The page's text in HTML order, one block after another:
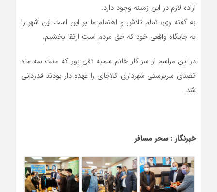
اراده لازم در این زمینه وجود دارد.
به گفته وی، تمام تلاش و اهتمام ما بر این است این شهر را
به جایگاه واقعی خود که حق مردم است ارتقا بخشیم.
در این مراسم از سر کار خانم سمیه تقی پور که مدت سه ماه
تصدی سرپرستی شهرداری کلاچای را عهده دار بودند قدردانی
شد.
خبرنگار : سحر مسافر